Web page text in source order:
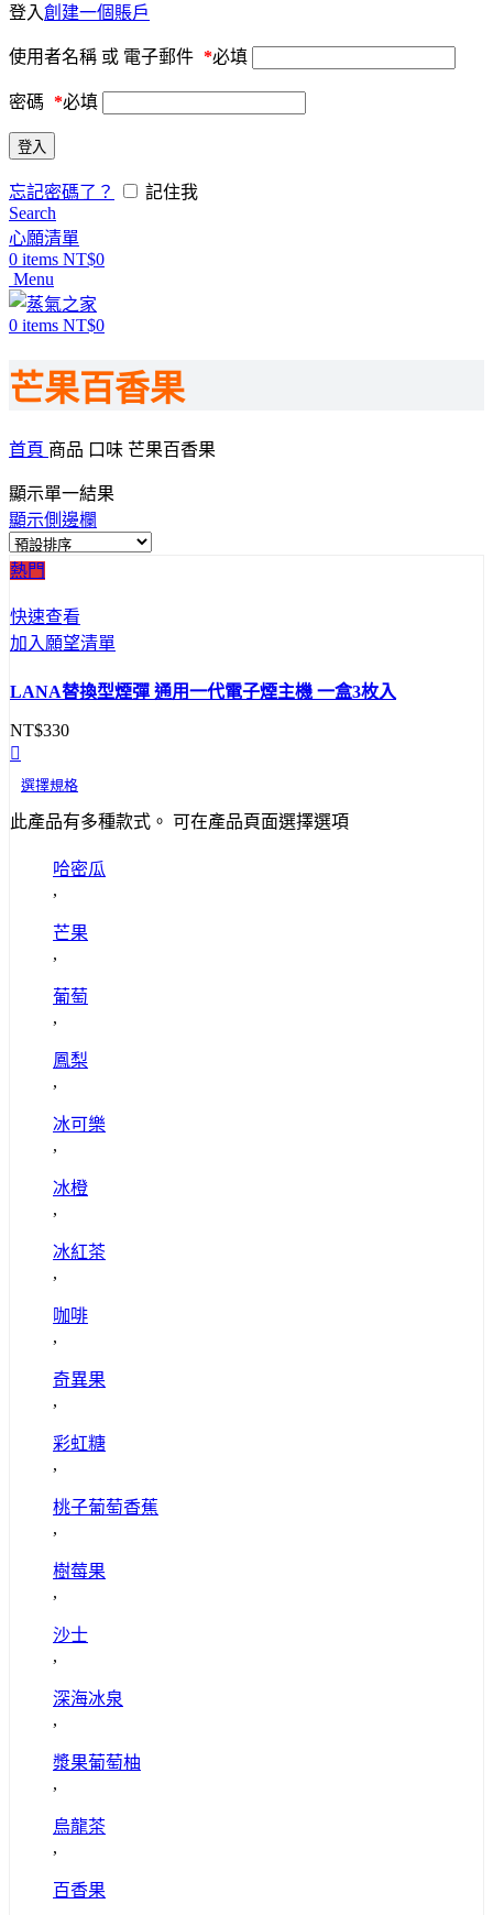
登入創建一個賬戶
使用者名稱 或 電子郵件 *必填
密碼 *必填
登入
忘記密碼了？
記住我
Search
心願清單
0 items NT$0
Menu
0 items NT$0
芒果百香果
首頁 商品 口味 芒果百香果
顯示單一結果
顯示側邊欄
熱門
快速查看
加入願望清單
LANA替換型煙彈 通用一代電子煙主機 一盒3枚入
NT$330
選擇規格
此產品有多種款式。 可在產品頁面選擇選項
哈密瓜
,
芒果
,
葡萄
,
鳳梨
,
冰可樂
,
冰橙
,
冰紅茶
,
咖啡
,
奇異果
,
彩虹糖
,
桃子葡萄香蕉
,
樹莓果
,
沙士
,
深海冰泉
,
漿果葡萄柚
,
烏龍茶
,
百香果